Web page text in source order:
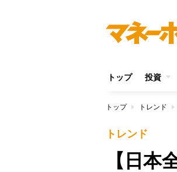
トップ 投資
トップ トレンド
トレンド
【日本